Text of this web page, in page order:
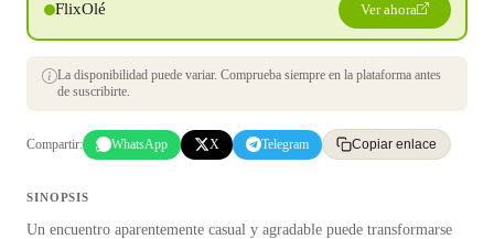
FlixOlé Ver ahora
La disponibilidad puede variar. Comprueba siempre en la plataforma antes
de suscribirte.
Compartir: WhatsApp X Telegram Copiar enlace
SINOPSIS
Un encuentro aparentemente casual y agradable puede transformarse